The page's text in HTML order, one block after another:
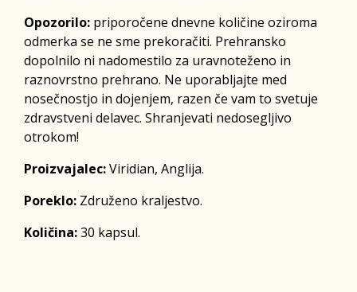
Opozorilo: priporočene dnevne količine oziroma
odmerka se ne sme prekoračiti. Prehransko
dopolnilo ni nadomestilo za uravnoteženo in
raznovrstno prehrano. Ne uporabljajte med
nosečnostjo in dojenjem, razen če vam to svetuje
zdravstveni delavec. Shranjevati nedosegljivo
otrokom!
Proizvajalec:Viridian, Anglija.
Poreklo: Združeno kraljestvo.
Količina:30 kapsul.